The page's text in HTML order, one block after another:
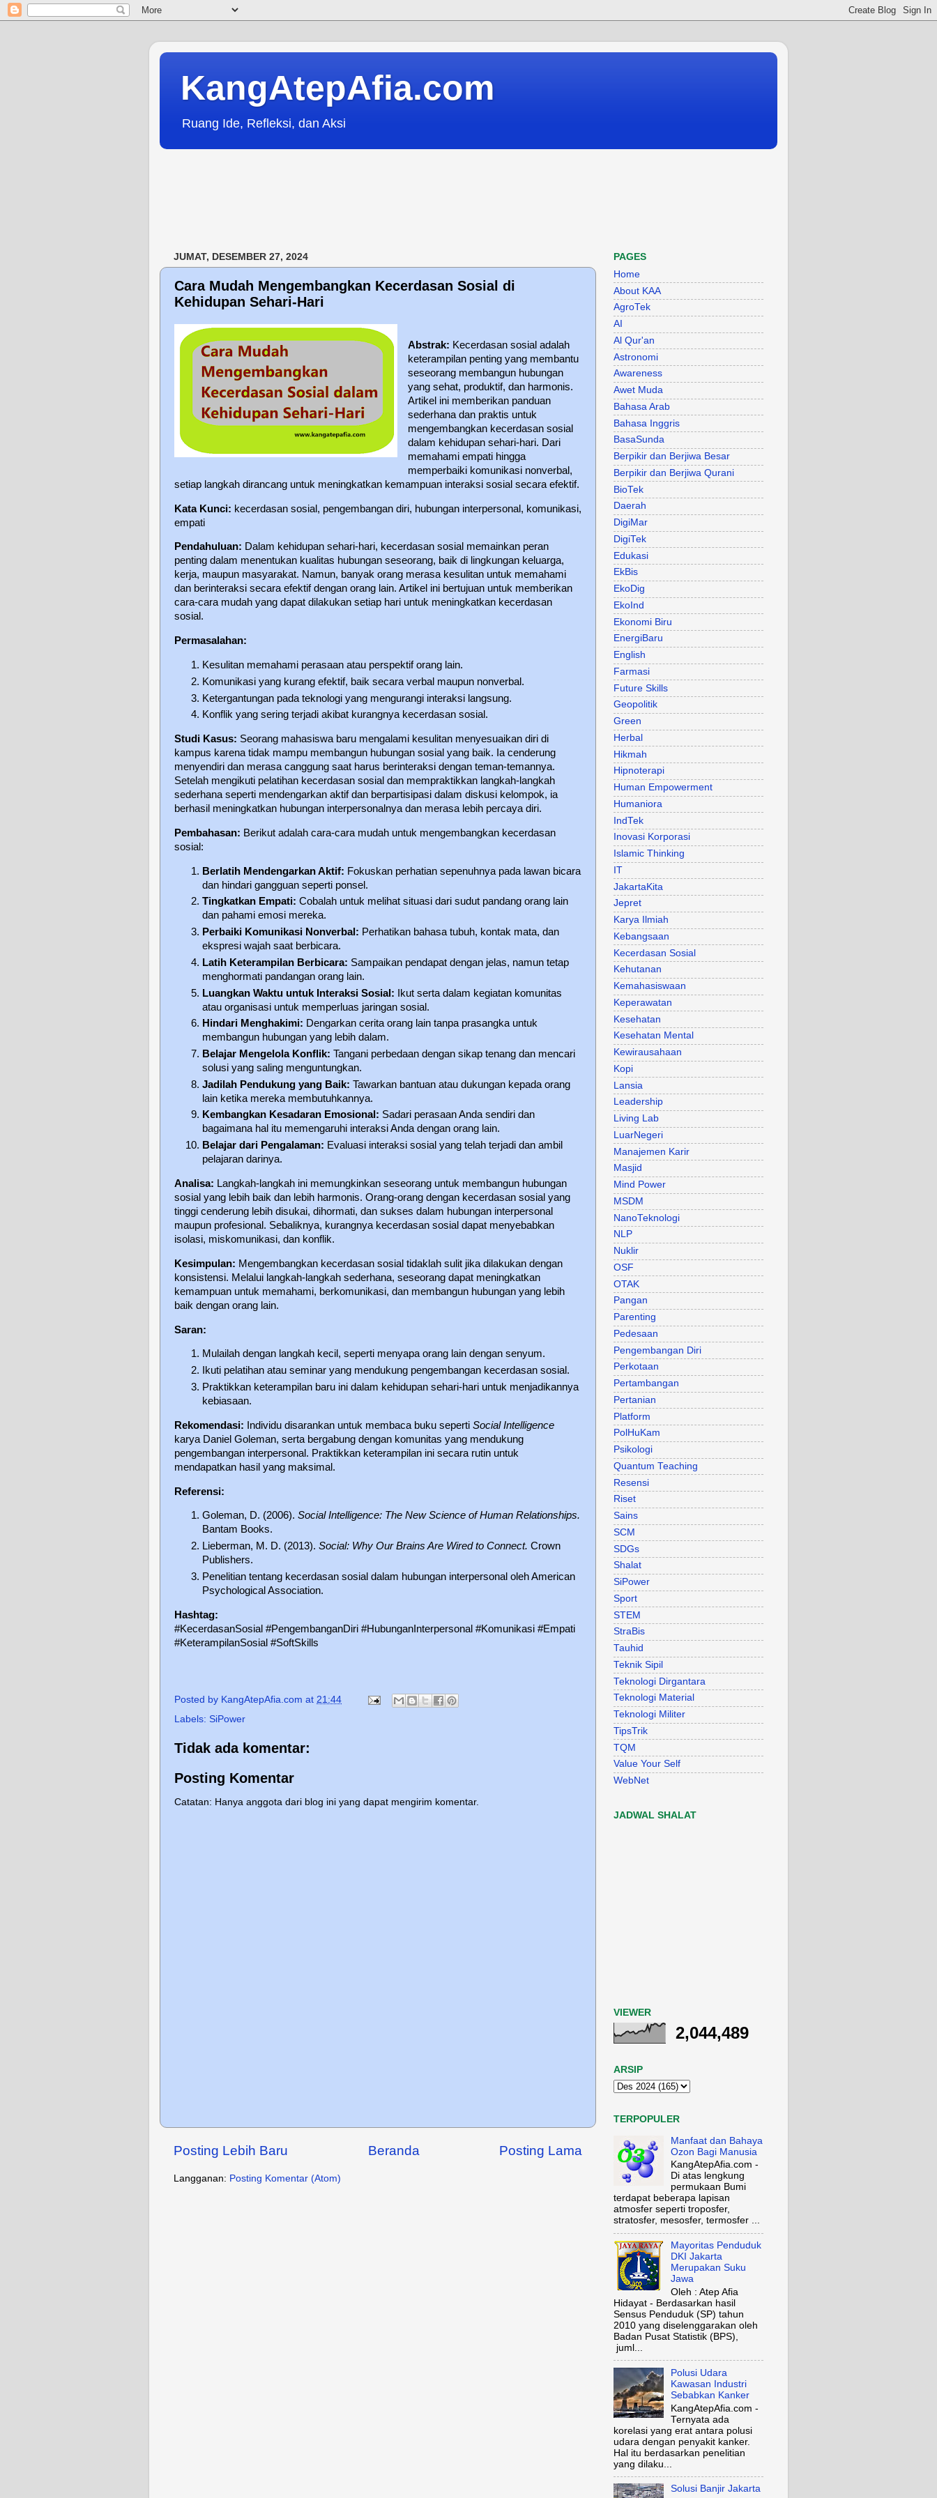
KangAtepAfia.com
Ruang Ide, Refleksi, dan Aksi
JUMAT, DESEMBER 27, 2024
Cara Mudah Mengembangkan Kecerdasan Sosial di
Kehidupan Sehari-Hari
Abstrak: Kecerdasan sosial adalah
keterampilan penting yang membantu
seseorang membangun hubungan
yang sehat, produktif, dan harmonis.
Artikel ini memberikan panduan
sederhana dan praktis untuk
mengembangkan kecerdasan sosial
dalam kehidupan sehari-hari. Dari
memahami empati hingga
memperbaiki komunikasi nonverbal,
setiap langkah dirancang untuk meningkatkan kemampuan interaksi sosial secara efektif.
Kata Kunci: kecerdasan sosial, pengembangan diri, hubungan interpersonal, komunikasi,
empati
Pendahuluan: Dalam kehidupan sehari-hari, kecerdasan sosial memainkan peran
penting dalam menentukan kualitas hubungan seseorang, baik di lingkungan keluarga,
kerja, maupun masyarakat. Namun, banyak orang merasa kesulitan untuk memahami
dan berinteraksi secara efektif dengan orang lain. Artikel ini bertujuan untuk memberikan
cara-cara mudah yang dapat dilakukan setiap hari untuk meningkatkan kecerdasan
sosial.
Permasalahan:
Kesulitan memahami perasaan atau perspektif orang lain.
Komunikasi yang kurang efektif, baik secara verbal maupun nonverbal.
Ketergantungan pada teknologi yang mengurangi interaksi langsung.
Konflik yang sering terjadi akibat kurangnya kecerdasan sosial.
Studi Kasus: Seorang mahasiswa baru mengalami kesulitan menyesuaikan diri di
kampus karena tidak mampu membangun hubungan sosial yang baik. Ia cenderung
menyendiri dan merasa canggung saat harus berinteraksi dengan teman-temannya.
Setelah mengikuti pelatihan kecerdasan sosial dan mempraktikkan langkah-langkah
sederhana seperti mendengarkan aktif dan berpartisipasi dalam diskusi kelompok, ia
berhasil meningkatkan hubungan interpersonalnya dan merasa lebih percaya diri.
Pembahasan: Berikut adalah cara-cara mudah untuk mengembangkan kecerdasan
sosial:
Berlatih Mendengarkan Aktif: Fokuskan perhatian sepenuhnya pada lawan bicara
dan hindari gangguan seperti ponsel.
Tingkatkan Empati: Cobalah untuk melihat situasi dari sudut pandang orang lain
dan pahami emosi mereka.
Perbaiki Komunikasi Nonverbal: Perhatikan bahasa tubuh, kontak mata, dan
ekspresi wajah saat berbicara.
Latih Keterampilan Berbicara: Sampaikan pendapat dengan jelas, namun tetap
menghormati pandangan orang lain.
Luangkan Waktu untuk Interaksi Sosial: Ikut serta dalam kegiatan komunitas
atau organisasi untuk memperluas jaringan sosial.
Hindari Menghakimi: Dengarkan cerita orang lain tanpa prasangka untuk
membangun hubungan yang lebih dalam.
Belajar Mengelola Konflik: Tangani perbedaan dengan sikap tenang dan mencari
solusi yang saling menguntungkan.
Jadilah Pendukung yang Baik: Tawarkan bantuan atau dukungan kepada orang
lain ketika mereka membutuhkannya.
Kembangkan Kesadaran Emosional: Sadari perasaan Anda sendiri dan
bagaimana hal itu memengaruhi interaksi Anda dengan orang lain.
Belajar dari Pengalaman: Evaluasi interaksi sosial yang telah terjadi dan ambil
pelajaran darinya.
Analisa: Langkah-langkah ini memungkinkan seseorang untuk membangun hubungan
sosial yang lebih baik dan lebih harmonis. Orang-orang dengan kecerdasan sosial yang
tinggi cenderung lebih disukai, dihormati, dan sukses dalam hubungan interpersonal
maupun profesional. Sebaliknya, kurangnya kecerdasan sosial dapat menyebabkan
isolasi, miskomunikasi, dan konflik.
Kesimpulan: Mengembangkan kecerdasan sosial tidaklah sulit jika dilakukan dengan
konsistensi. Melalui langkah-langkah sederhana, seseorang dapat meningkatkan
kemampuan untuk memahami, berkomunikasi, dan membangun hubungan yang lebih
baik dengan orang lain.
Saran:
Mulailah dengan langkah kecil, seperti menyapa orang lain dengan senyum.
Ikuti pelatihan atau seminar yang mendukung pengembangan kecerdasan sosial.
Praktikkan keterampilan baru ini dalam kehidupan sehari-hari untuk menjadikannya
kebiasaan.
Rekomendasi: Individu disarankan untuk membaca buku seperti Social Intelligence
karya Daniel Goleman, serta bergabung dengan komunitas yang mendukung
pengembangan interpersonal. Praktikkan keterampilan ini secara rutin untuk
mendapatkan hasil yang maksimal.
Referensi:
Goleman, D. (2006). Social Intelligence: The New Science of Human Relationships.
Bantam Books.
Lieberman, M. D. (2013). Social: Why Our Brains Are Wired to Connect. Crown
Publishers.
Penelitian tentang kecerdasan sosial dalam hubungan interpersonal oleh American
Psychological Association.
Hashtag:
#KecerdasanSosial #PengembanganDiri #HubunganInterpersonal #Komunikasi #Empati
#KeterampilanSosial #SoftSkills
Posted by KangAtepAfia.com at 21:44
Labels: SiPower
Tidak ada komentar:
Posting Komentar
Catatan: Hanya anggota dari blog ini yang dapat mengirim komentar.
Posting Lebih Baru Posting Lama
Beranda
Langganan: Posting Komentar (Atom)
PAGES
Home
About KAA
AgroTek
AI
Al Qur'an
Astronomi
Awareness
Awet Muda
Bahasa Arab
Bahasa Inggris
BasaSunda
Berpikir dan Berjiwa Besar
Berpikir dan Berjiwa Qurani
BioTek
Daerah
DigiMar
DigiTek
Edukasi
EkBis
EkoDig
EkoInd
Ekonomi Biru
EnergiBaru
English
Farmasi
Future Skills
Geopolitik
Green
Herbal
Hikmah
Hipnoterapi
Human Empowerment
Humaniora
IndTek
Inovasi Korporasi
Islamic Thinking
IT
JakartaKita
Jepret
Karya Ilmiah
Kebangsaan
Kecerdasan Sosial
Kehutanan
Kemahasiswaan
Keperawatan
Kesehatan
Kesehatan Mental
Kewirausahaan
Kopi
Lansia
Leadership
Living Lab
LuarNegeri
Manajemen Karir
Masjid
Mind Power
MSDM
NanoTeknologi
NLP
Nuklir
OSF
OTAK
Pangan
Parenting
Pedesaan
Pengembangan Diri
Perkotaan
Pertambangan
Pertanian
Platform
PolHuKam
Psikologi
Quantum Teaching
Resensi
Riset
Sains
SCM
SDGs
Shalat
SiPower
Sport
STEM
StraBis
Tauhid
Teknik Sipil
Teknologi Dirgantara
Teknologi Material
Teknologi Militer
TipsTrik
TQM
Value Your Self
WebNet
JADWAL SHALAT
VIEWER
2,044,489
ARSIP
TERPOPULER
Manfaat dan Bahaya
Ozon Bagi Manusia
KangAtepAfia.com -
Di atas lengkung
permukaan Bumi
terdapat beberapa lapisan
atmosfer seperti troposfer,
stratosfer, mesosfer, termosfer ...
Mayoritas Penduduk
DKI Jakarta
Merupakan Suku
Jawa
Oleh : Atep Afia
Hidayat - Berdasarkan hasil
Sensus Penduduk (SP) tahun
2010 yang diselenggarakan oleh
Badan Pusat Statistik (BPS),
juml...
Polusi Udara
Kawasan Industri
Sebabkan Kanker
KangAtepAfia.com -
Ternyata ada
korelasi yang erat antara polusi
udara dengan penyakit kanker.
Hal itu berdasarkan penelitian
yang dilaku...
Solusi Banjir Jakarta